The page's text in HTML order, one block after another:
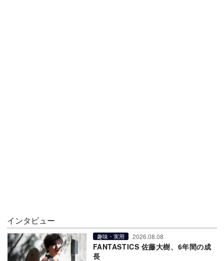
インタビュー
趣味・実用 2026.08.08
FANTASTICS 佐藤大樹、6年間の成
長